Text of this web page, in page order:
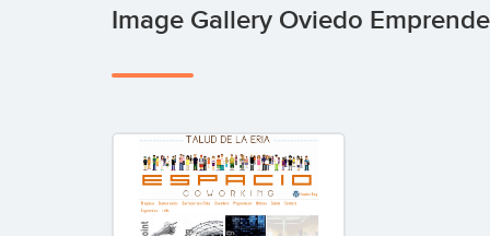
Image Gallery Oviedo